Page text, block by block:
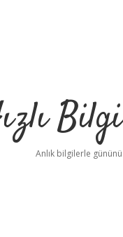
Anlık bilgilerle